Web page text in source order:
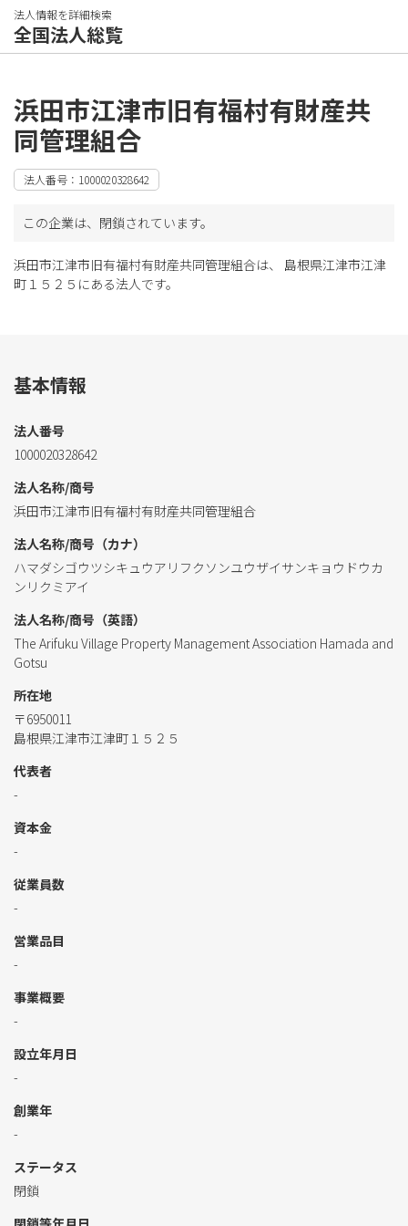
法人情報を詳細検索
全国法人総覧
浜田市江津市旧有福村有財産共
同管理組合
法人番号：1000020328642
この企業は、閉鎖されています。
浜田市江津市旧有福村有財産共同管理組合は、 島根県江津市江津
町１５２５にある法人です。
基本情報
法人番号
1000020328642
法人名称/商号
浜田市江津市旧有福村有財産共同管理組合
法人名称/商号（カナ）
ハマダシゴウツシキュウアリフクソンユウザイサンキョウドウカ
ンリクミアイ
法人名称/商号（英語）
The Arifuku Village Property Management Association Hamada and
Gotsu
所在地
〒6950011
島根県江津市江津町１５２５
代表者
-
資本金
-
従業員数
-
営業品目
-
事業概要
-
設立年月日
-
創業年
-
ステータス
閉鎖